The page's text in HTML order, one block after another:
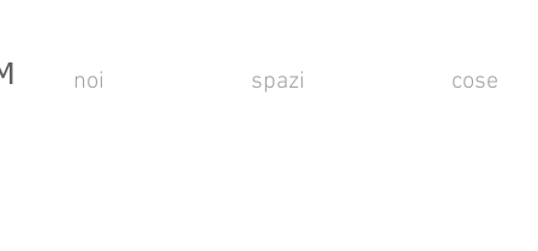
noi spazi cose